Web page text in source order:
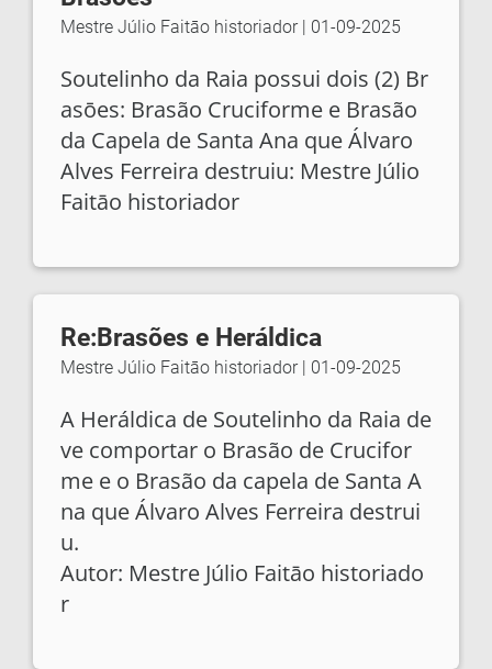
Mestre Júlio Faitāo historiador | 01-09-2025
Soutelinho da Raia possui dois (2) Br
asōes: Brasão Cruciforme e Brasão
da Capela de Santa Ana que Álvaro
Alves Ferreira destruiu: Mestre Júlio
Faitāo historiador
Re:Brasões e Heráldica
Mestre Júlio Faitāo historiador | 01-09-2025
A Heráldica de Soutelinho da Raia de
ve comportar o Brasão de Crucifor
me e o Brasão da capela de Santa A
na que Álvaro Alves Ferreira destrui
u.
Autor: Mestre Júlio Faitāo historiado
r